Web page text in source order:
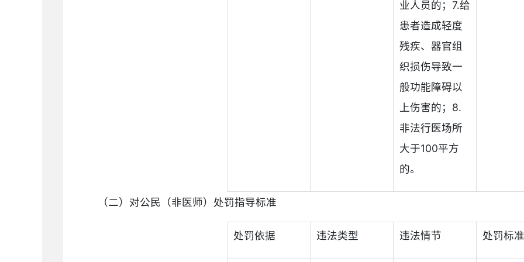
业人员的；7.给
患者造成轻度
残疾、器官组
织损伤导致一
般功能障碍以
上伤害的；8.
非法行医场所
大于100平方
的。
（二）对公民（非医师）处罚指导标准
处罚依据 违法类型 违法情节 处罚标准